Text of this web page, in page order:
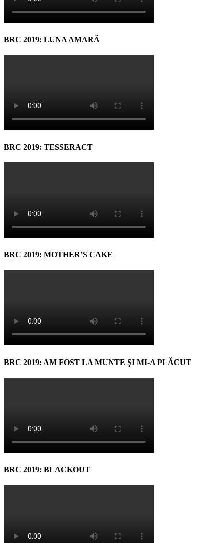
BRC 2019: LUNA AMARĂ
BRC 2019: TESSERACT
BRC 2019: MOTHER’S CAKE
BRC 2019: AM FOST LA MUNTE ŞI MI-A PLĂCUT
BRC 2019: BLACKOUT